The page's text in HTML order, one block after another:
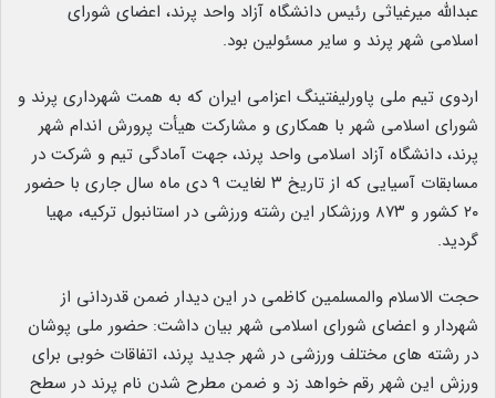
عبدالله میرغیاثی رئیس دانشگاه آزاد واحد پرند، اعضای شورای
اسلامی شهر پرند و سایر مسئولین بود.
اردوی تیم ملی پاورلیفتینگ اعزامی ایران که به همت شهرداری پرند و
شورای اسلامی شهر با همکاری و مشارکت هیأت پرورش اندام شهر
پرند، دانشگاه آزاد اسلامی واحد پرند، جهت آمادگی تیم و شرکت در
مسابقات آسیایی که از تاریخ ۳ لغایت ۹ دی ماه سال جاری با حضور
۲۰ کشور و ۸۷۳ ورزشکار این رشته ورزشی در استانبول ترکیه، مهیا
گردید.
حجت الاسلام والمسلمین کاظمی در این دیدار ضمن قدردانی از
شهردار و اعضای شورای اسلامی شهر بیان داشت: حضور ملی پوشان
در رشته های مختلف ورزشی در شهر جدید پرند، اتفاقات خوبی برای
ورزش این شهر رقم خواهد زد و ضمن مطرح شدن نام پرند در سطح